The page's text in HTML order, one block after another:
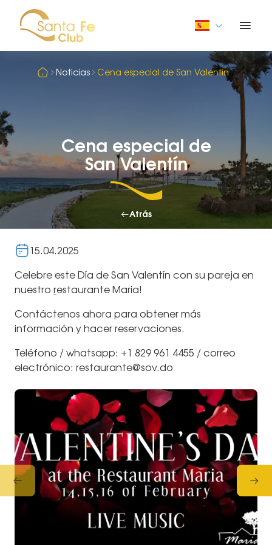
Noticias Cena especial de San Valentín
Cena especial de
San Valentín
Atrás
15.04.2025
Celebre este Día de San Valentín con su pareja en
nuestro restaurante Maria!
Contáctenos ahora para obtener más
información y hacer reservaciones.
Teléfono / whatsapp: +1 829 961 4455 / correo
electrónico: restaurante@sov.do